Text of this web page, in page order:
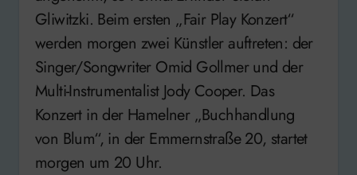
Gliwitzki. Beim ersten „Fair Play Konzert“
werden morgen zwei Künstler auftreten: der
Singer/Songwriter Omid Gollmer und der
Multi-Instrumentalist Jody Cooper. Das
Konzert in der Hamelner „Buchhandlung
von Blum“, in der Emmernstraße 20, startet
morgen um 20 Uhr.